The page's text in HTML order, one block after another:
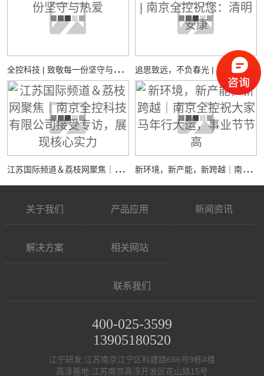
全
控科技 | 致敬每一份坚守与热爱 追
思致远，不负春光 | 南京全控祝您：清明安康
江
苏国际频道＆荔枝网聚焦｜南京全控科技有限公司接受专访，展现核心实力 新
环境，新产能，新跨越｜南京全控祝大家马年行大运，事业节节高
关于我们 产品应用 新闻资讯
解决方案 相关网站
联系我们
400-025-3599
13905180520
江宁研发:江苏南京江宁区科建路666号9栋4楼
高淳基地:江苏南京高淳开发区花山路15号